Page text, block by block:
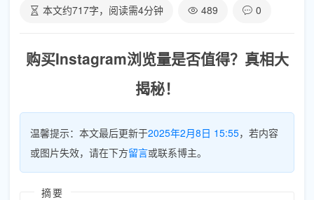
本文约717字，阅读需4分钟 489 0
购买Instagram浏览量是否值得？真相大
揭秘！
温馨提示：本文最后更新于2025年2月8日 15:55，若内容
或图片失效，请在下方留言或联系博主。
摘要